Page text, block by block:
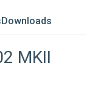
Downloads
MKII